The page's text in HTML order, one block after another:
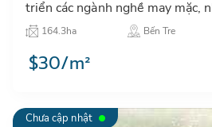
triển các ngành nghề may mặc,
thu hút các nhà đầu tư nước
tư xây d…
164.3ha Bến Tre
$30/m²
Chưa cập nhật